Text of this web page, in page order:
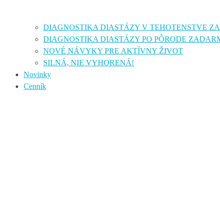
DIAGNOSTIKA DIASTÁZY V TEHOTENSTVE
DIAGNOSTIKA DIASTÁZY PO PÔRODE
NOVÉ NÁVYKY PRE AKTÍVNY ŽIVOT
SILNÁ, NIE VYHORENÁ!
Novinky
Cenník